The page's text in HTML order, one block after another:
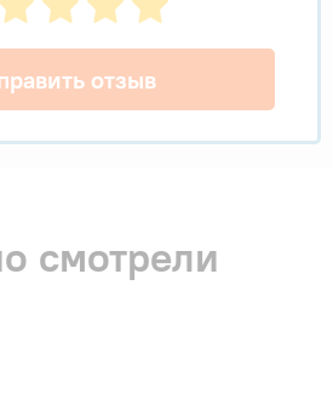
отзыв
смотрели